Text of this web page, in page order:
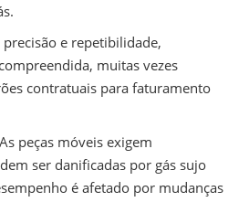
precisão e repetibilidade,
muitas vezes
contratuais para faturamento
As peças móveis exigem
ser danificadas por gás sujo
é afetado por mudanças